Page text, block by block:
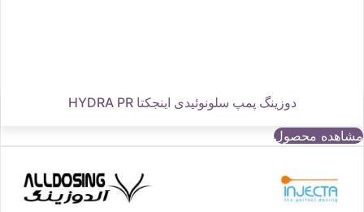
دوزینگ پمپ سلونوئیدی اینجکتا HYDRA PR
مشاهده محصول